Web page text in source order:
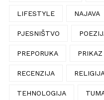
LIFESTYLE NAJAVA
PJESNIŠTVO
PREPORUKA PRIKAZ
RECENZIJA
TEHNOLOGIJA